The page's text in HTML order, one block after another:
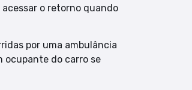
o retorno quando
por uma ambulância
ocupante do carro se